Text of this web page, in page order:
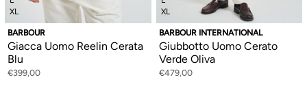
XL
BARBOUR
Giacca Uomo Reelin Cerata
Blu
€399,00
XL
BARBOUR INTERNATIONAL
Giubbotto Uomo Cerato
Verde Oliva
€479,00